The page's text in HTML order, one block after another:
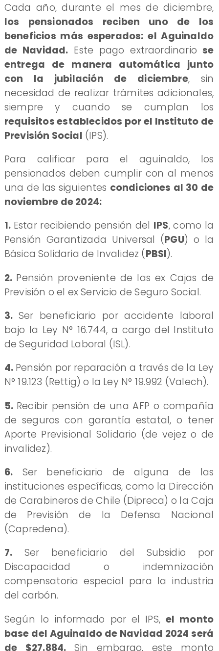
​Cada año, durante el mes de diciembre,
los pensionados reciben uno de los
beneficios más esperados: el Aguinaldo
de Navidad. Este pago extraordinario se
entrega de manera automática junto
con la jubilación de diciembre, sin
necesidad de realizar trámites adicionales,
siempre y cuando se cumplan los
requisitos establecidos por el Instituto de
Previsión Social (IPS).
Para calificar para el aguinaldo, los
pensionados deben cumplir con al menos
una de las siguientes condiciones al 30 de
noviembre de 2024:
1. Estar recibiendo pensión del IPS, como la
Pensión Garantizada Universal (PGU) o la
Básica Solidaria de Invalidez (PBSI).
2. Pensión proveniente de las ex Cajas de
Previsión o el ex Servicio de Seguro Social.
3.Ser beneficiario por accidente laboral
bajo la Ley N° 16.744, a cargo del Instituto
de Seguridad Laboral (ISL).
4. Pensión por reparación a través de la Ley
N° 19.123 (Rettig) o la Ley N° 19.992 (Valech).
5. Recibir pensión de una AFP o compañía
de seguros con garantía estatal, o tener
Aporte Previsional Solidario (de vejez o de
invalidez).
6. Ser beneficiario de alguna de las
instituciones específicas, como la Dirección
de Carabineros de Chile (Dipreca) o la Caja
de Previsión de la Defensa Nacional
(Capredena).
7. Ser beneficiario del Subsidio por
Discapacidad o indemnización
compensatoria especial para la industria
del carbón.
Según lo informado por el IPS, el monto
base del Aguinaldo de Navidad 2024 será
de $27.884. Sin embargo, este monto